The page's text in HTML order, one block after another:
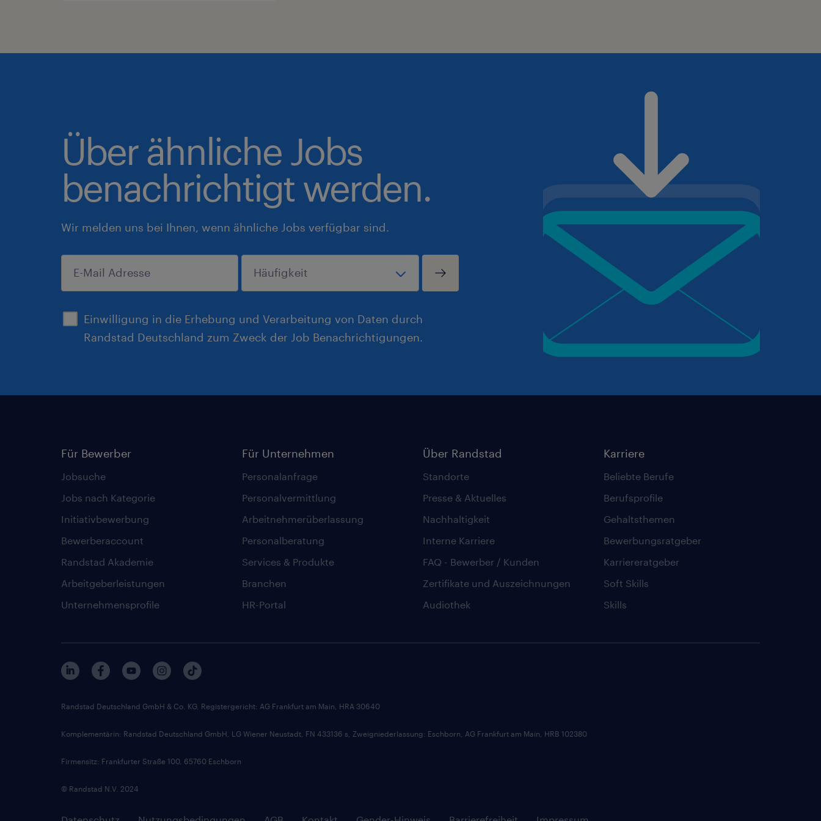
Über ähnliche Jobs
benachrichtigt werden.
Wir melden uns bei Ihnen, wenn ähnliche Jobs verfügbar sind.
Einwilligung in die Erhebung und Verarbeitung von Daten durch
Randstad Deutschland zum Zweck der Job Benachrichtigungen.
anmelden
Für Bewerber
Jobsuche
Jobs nach Kategorie
Initiativbewerbung
Bewerberaccount
Randstad Akademie
Arbeitgeberleistungen
Unternehmensprofile
Für Unternehmen
Personalanfrage
Personalvermittlung
Arbeitnehmerüberlassung
Personalberatung
Services & Produkte
Branchen
HR-Portal
Über Randstad
Standorte
Presse & Aktuelles
Nachhaltigkeit
Interne Karriere
FAQ - Bewerber / Kunden
Zertifikate und Auszeichnungen
Audiothek
Karriere
Beliebte Berufe
Berufsprofile
Gehaltsthemen
Bewerbungsratgeber
Karriereratgeber
Soft Skills
Skills
Randstad Deutschland GmbH & Co. KG, Registergericht: AG Frankfurt am Main, HRA 30640
Komplementärin: Randstad Deutschland GmbH, LG Wiener Neustadt, FN 433136 s, Zweigniederlassung: Eschborn, AG Frankfurt am Main, HRB 102380
Firmensitz: Frankfurter Straße 100, 65760 Eschborn
© Randstad N.V. 2024